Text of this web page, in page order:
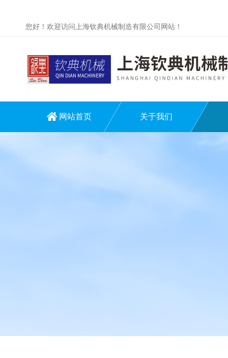
您好！欢迎访问上海钦典机械制造有限公司网站！
网站首页 关于我们